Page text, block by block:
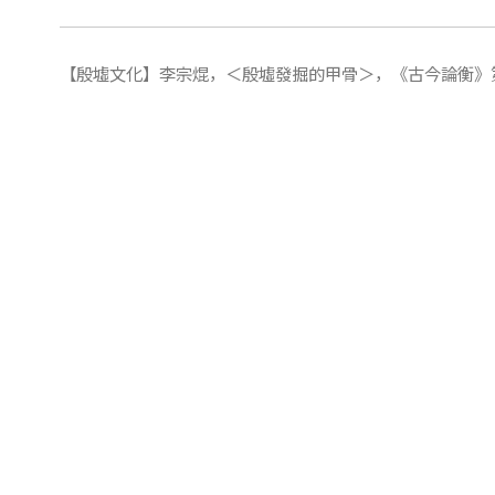
【殷墟文化】李宗焜，＜殷墟發掘的甲骨＞，《古今論衡